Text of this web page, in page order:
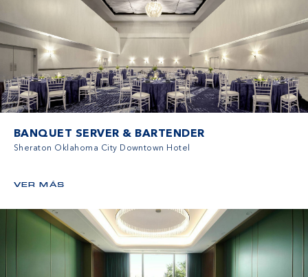
BANQUET SERVER & BARTENDER
Sheraton Oklahoma City Downtown Hotel
VER MÁS